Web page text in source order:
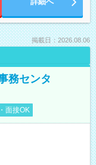
掲載日：2026.08.06
務センタ
面接OK